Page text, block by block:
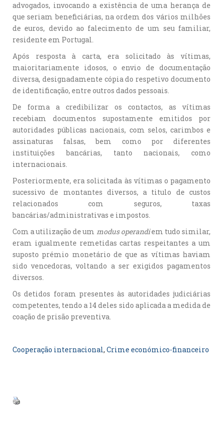
advogados, invocando a existência de uma herança de
que seriam beneficiárias, na ordem dos vários milhões
de euros, devido ao falecimento de um seu familiar,
residente em Portugal.
Após resposta à carta, era solicitado às vítimas,
maioritariamente idosos, o envio de documentação
diversa, designadamente cópia do respetivo documento
de identificação, entre outros dados pessoais.
De forma a credibilizar os contactos, as vítimas
recebiam documentos supostamente emitidos por
autoridades públicas nacionais, com selos, carimbos e
assinaturas falsas, bem como por diferentes
instituições bancárias, tanto nacionais, como
internacionais.
Posteriormente, era solicitada às vítimas o pagamento
sucessivo de montantes diversos, a titulo de custos
relacionados com seguros, taxas
bancárias/administrativas e impostos.
Com a utilização de um modus operandiem tudo similar,
eram igualmente remetidas cartas respeitantes a um
suposto prémio monetário de que as vítimas haviam
sido vencedoras, voltando a ser exigidos pagamentos
diversos.
Os detidos foram presentes às autoridades judiciárias
competentes, tendo a 14 deles sido aplicada a medida de
coação de prisão preventiva.
Cooperação internacional, Crime económico-financeiro